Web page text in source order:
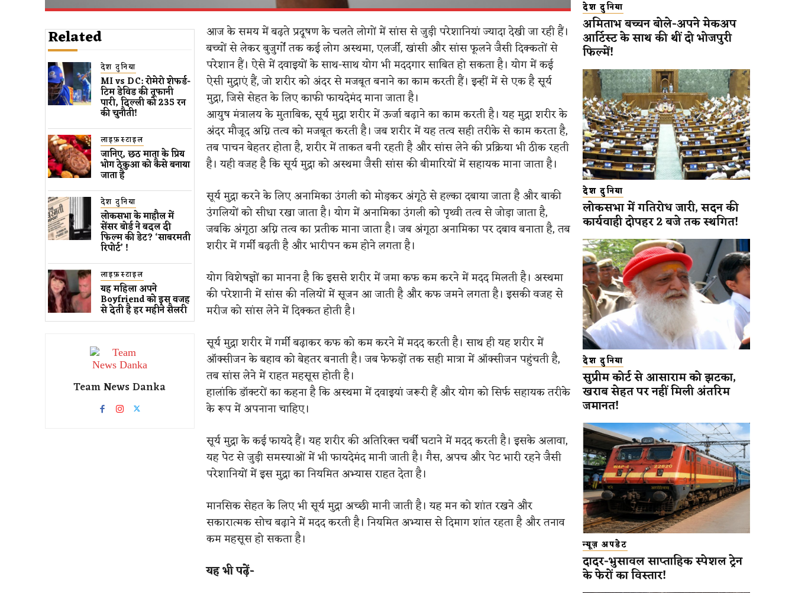
Related
देश दुनिया
MI vs DC: रोमेरो शेफर्ड-
टिम डेविड की तूफानी
पारी, दिल्ली को 235 रन
की चुनौती!
लाइफ़स्टाइल
जानिए, छठ माता के प्रिय
भोग ठेकुआ को कैसे बनाया
जाता है
देश दुनिया
लोकसभा के माहौल में
सेंसर बोर्ड ने बदल दी
फिल्म की डेट? ‘साबरमती
रिपोर्ट’ !
लाइफ़स्टाइल
यह महिला अपने
Boyfriend को इस वजह
से देती है हर महीने सैलरी
Team News Danka
आज के समय में बढ़ते प्रदूषण के चलते लोगों में सांस से जुड़ी परेशानियां ज्यादा देखी जा रही हैं।
बच्चों से लेकर बुजुर्गों तक कई लोग अस्थमा, एलर्जी, खांसी और सांस फूलने जैसी दिक्कतों से
परेशान हैं। ऐसे में दवाइयों के साथ-साथ योग भी मददगार साबित हो सकता है। योग में कई
ऐसी मुद्राएं हैं, जो शरीर को अंदर से मजबूत बनाने का काम करती हैं। इन्हीं में से एक है सूर्य
मुद्रा, जिसे सेहत के लिए काफी फायदेमंद माना जाता है।
आयुष मंत्रालय के मुताबिक, सूर्य मुद्रा शरीर में ऊर्जा बढ़ाने का काम करती है। यह मुद्रा शरीर के
अंदर मौजूद अग्नि तत्व को मजबूत करती है। जब शरीर में यह तत्व सही तरीके से काम करता है,
तब पाचन बेहतर होता है, शरीर में ताकत बनी रहती है और सांस लेने की प्रक्रिया भी ठीक रहती
है। यही वजह है कि सूर्य मुद्रा को अस्थमा जैसी सांस की बीमारियों में सहायक माना जाता है।
सूर्य मुद्रा करने के लिए अनामिका उंगली को मोड़कर अंगूठे से हल्का दबाया जाता है और बाकी
उंगलियों को सीधा रखा जाता है। योग में अनामिका उंगली को पृथ्वी तत्व से जोड़ा जाता है,
जबकि अंगूठा अग्नि तत्व का प्रतीक माना जाता है। जब अंगूठा अनामिका पर दबाव बनाता है, तब
शरीर में गर्मी बढ़ती है और भारीपन कम होने लगता है।
योग विशेषज्ञों का मानना है कि इससे शरीर में जमा कफ कम करने में मदद मिलती है। अस्थमा
की परेशानी में सांस की नलियों में सूजन आ जाती है और कफ जमने लगता है। इसकी वजह से
मरीज को सांस लेने में दिक्कत होती है।
सूर्य मुद्रा शरीर में गर्मी बढ़ाकर कफ को कम करने में मदद करती है। साथ ही यह शरीर में
ऑक्सीजन के बहाव को बेहतर बनाती है। जब फेफड़ों तक सही मात्रा में ऑक्सीजन पहुंचती है,
तब सांस लेने में राहत महसूस होती है।
हालांकि डॉक्टरों का कहना है कि अस्थमा में दवाइयां जरूरी हैं और योग को सिर्फ सहायक तरीके
के रूप में अपनाना चाहिए।
सूर्य मुद्रा के कई फायदे हैं। यह शरीर की अतिरिक्त चर्बी घटाने में मदद करती है। इसके अलावा,
यह पेट से जुड़ी समस्याओं में भी फायदेमंद मानी जाती है। गैस, अपच और पेट भारी रहने जैसी
परेशानियों में इस मुद्रा का नियमित अभ्यास राहत देता है।
मानसिक सेहत के लिए भी सूर्य मुद्रा अच्छी मानी जाती है। यह मन को शांत रखने और
सकारात्मक सोच बढ़ाने में मदद करती है। नियमित अभ्यास से दिमाग शांत रहता है और तनाव
कम महसूस हो सकता है।
यह भी पढ़ें-
देश दुनिया
अमिताभ बच्चन बोले-अपने मेकअप
आर्टिस्ट के साथ की थीं दो भोजपुरी
फिल्में!
देश दुनिया
लोकसभा में गतिरोध जारी, सदन की
कार्यवाही दोपहर 2 बजे तक स्थगित!
देश दुनिया
सुप्रीम कोर्ट से आसाराम को झटका,
खराब सेहत पर नहीं मिली अंतरिम
जमानत!
न्यूज़ अपडेट
दादर-भुसावल साप्ताहिक स्पेशल ट्रेन
के फेरों का विस्तार!